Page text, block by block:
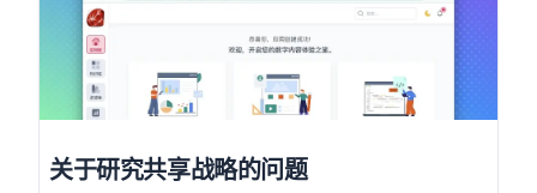
关于研究共享战略的问题